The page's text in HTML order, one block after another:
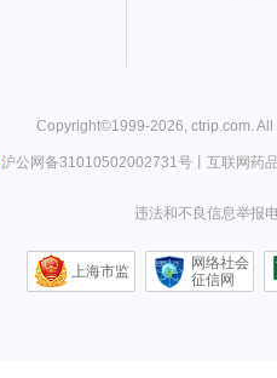
Copyright©1999-2026, ctrip.com.
沪公网备31010502002731号丨 互联网药
违法和不良信息举报
上海市监
网络社会
征信网